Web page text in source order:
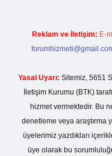
Reklam ve İletişim: E-
Yasal Uyarı: Sitemiz, 5651
İletişim Kurumu (BTK)
hizmet vermektedir. Bu
denetleme veya araştırma
üyelerimiz yazdıkları
üye olarak bu